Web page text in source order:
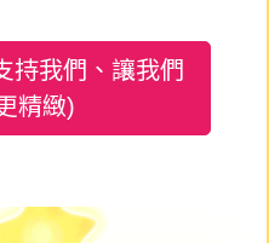
持我們、讓我們
精緻)